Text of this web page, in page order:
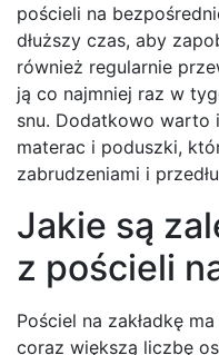
pościeli na
dłuższy czas, aby
również regularnie
ją co najmniej raz w
snu. Dodatkowo warto
materac i poduszki,
zabrudzeniami i
Jakie są
z pościeli
Pościel na zakładkę
coraz większą liczbę